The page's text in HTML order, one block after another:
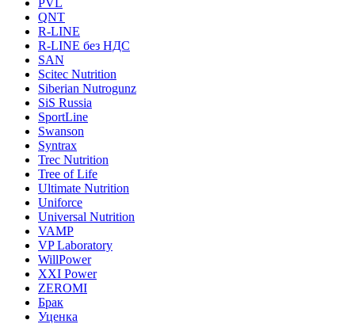
QNT
R-LINE
R-LINE без НДС
SAN
Scitec Nutrition
Siberian Nutrogunz
SiS Russia
SportLine
Swanson
Syntrax
Trec Nutrition
Tree of Life
Ultimate Nutrition
Uniforce
Universal Nutrition
VAMP
VP Laboratory
WillPower
XXI Power
ZEROMI
Брак
Уценка